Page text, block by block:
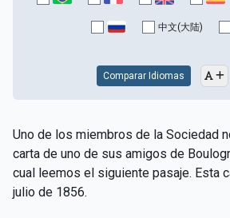
中文(大陆)
Comparar Idiomas
Uno de los miembros de la Sociedad
carta de uno de sus amigos de
cual leemos el siguiente pasaje. Esta
julio de 1856.